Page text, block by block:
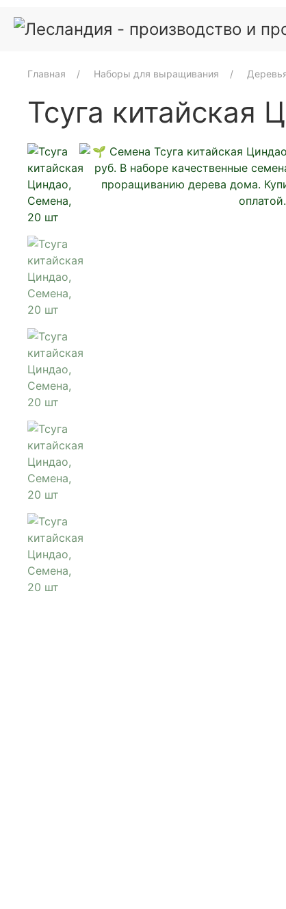
Главная Наборы для выращивания
Тсуга китайская